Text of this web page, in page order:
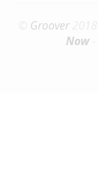
Groover
Now